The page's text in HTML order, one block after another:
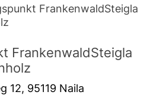
FrankenwaldSteigla
12, 95119 Naila